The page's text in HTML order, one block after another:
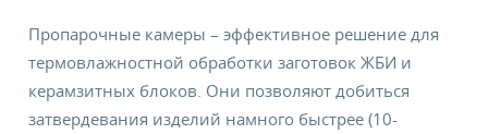
Пропарочные камеры – эффективное решение для
термовлажностной обработки заготовок ЖБИ и
керамзитных блоков. Они позволяют добиться
затвердевания изделий намного быстрее (10-
Организация
*
Имя*
Телефон*